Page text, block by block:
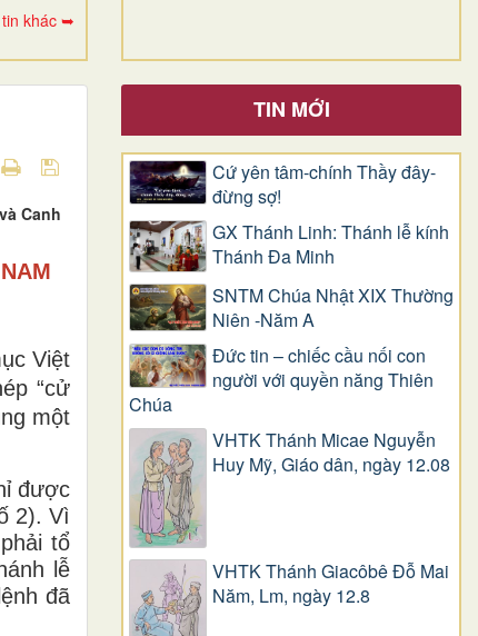
khác ➥
Canh
Việt
“cử
một
được
2). Vì
tổ
lễ
đã
TIN MỚI
Cứ yên tâm-chính Thầy đây-
đừng sợ!
GX Thánh Linh: Thánh lễ kính
Thánh Đa Minh
SNTM Chúa Nhật XIX Thường
Niên -Năm A
Đức tin – chiếc cầu nối con
người với quyền năng Thiên
Chúa
VHTK Thánh Micae Nguyễn
Huy Mỹ, Giáo dân, ngày 12.08
VHTK Thánh Giacôbê Ðỗ Mai
Năm, Lm, ngày 12.8